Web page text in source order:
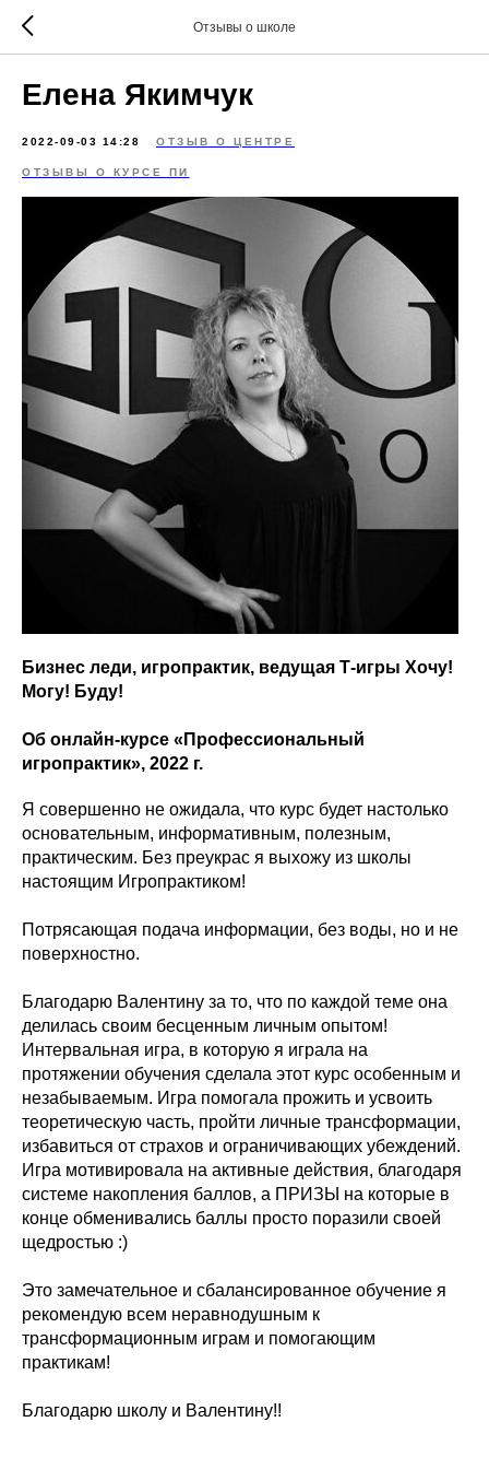
Отзывы о школе
Елена Якимчук
2022-09-03 14:28 ОТЗЫВ О ЦЕНТРЕ
ОТЗЫВЫ О КУРСЕ ПИ
Бизнес леди, игропрактик, ведущая Т-игры Хочу!
Могу! Буду!
Об онлайн-курсе «Профессиональный
игропрактик», 2022 г.
Я совершенно не ожидала, что курс будет настолько
основательным, информативным, полезным,
практическим. Без преукрас я выхожу из школы
настоящим Игропрактиком!
Потрясающая подача информации, без воды, но и не
поверхностно.
Благодарю Валентину за то, что по каждой теме она
делилась своим бесценным личным опытом!
Интервальная игра, в которую я играла на
протяжении обучения сделала этот курс особенным и
незабываемым. Игра помогала прожить и усвоить
теоретическую часть, пройти личные трансформации,
избавиться от страхов и ограничивающих убеждений.
Игра мотивировала на активные действия, благодаря
системе накопления баллов, а ПРИЗЫ на которые в
конце обменивались баллы просто поразили своей
щедростью :)
Это замечательное и сбалансированное обучение я
рекомендую всем неравнодушным к
трансформационным играм и помогающим
практикам!
Благодарю школу и Валентину!!